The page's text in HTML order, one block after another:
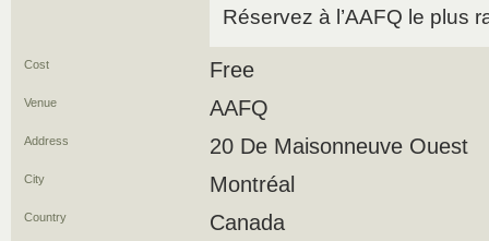
Réservez à l’AAFQ le plus
Cost Free
Venue AAFQ
Address 20 De Maisonneuve Ouest
City Montréal
Country Canada